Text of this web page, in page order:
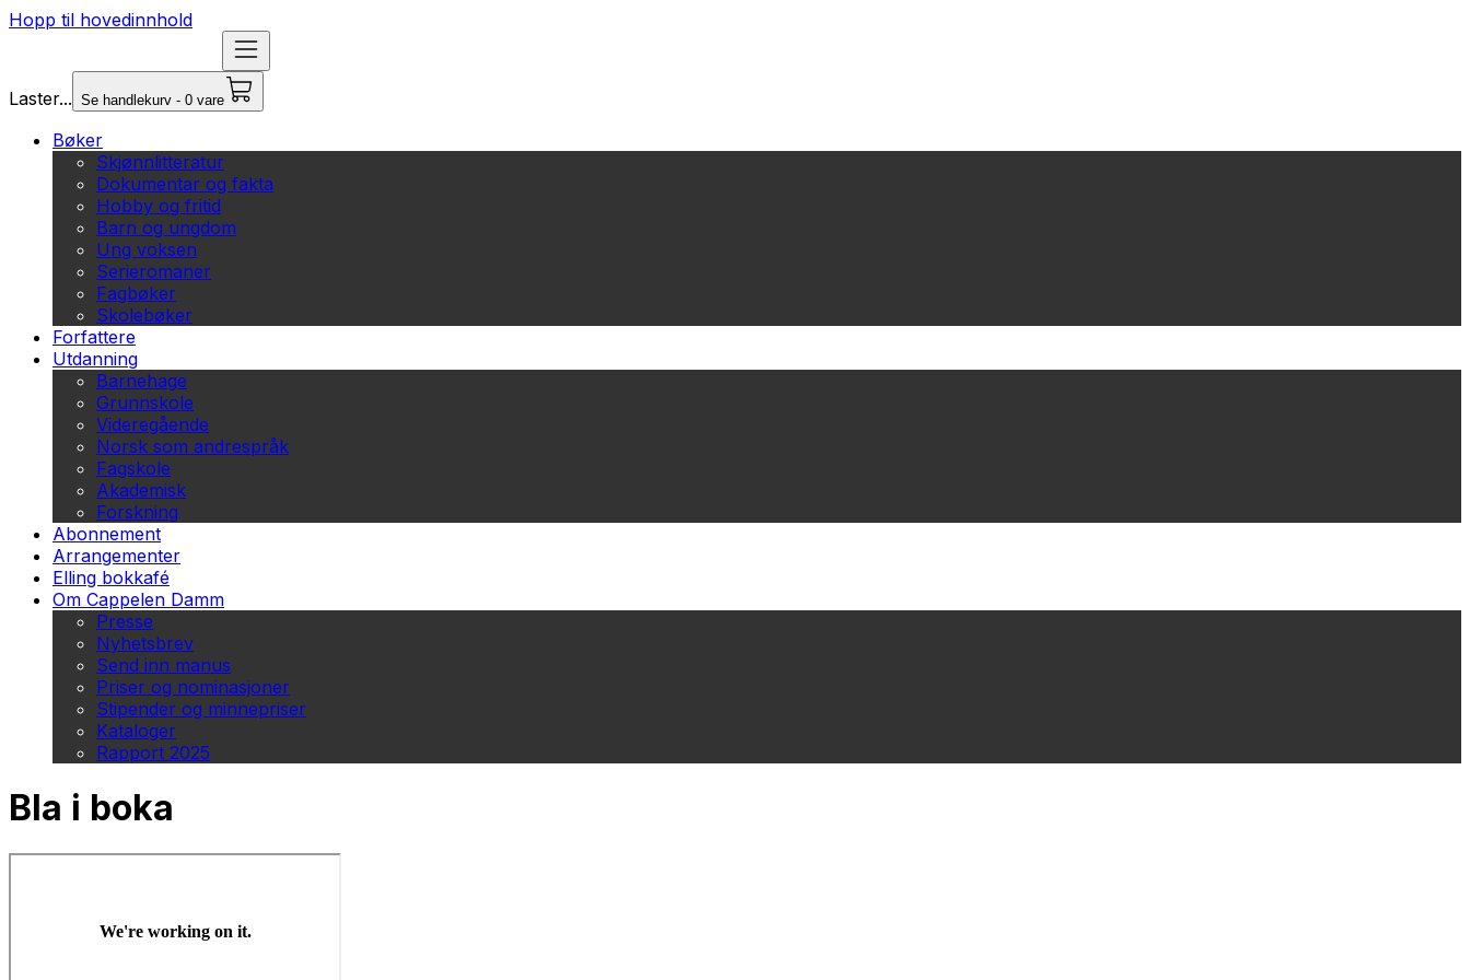
Hopp til hovedinnhold
Laster... Se handlekurv - 0 vare
Bøker
Skjønnlitteratur
Dokumentar og fakta
Hobby og fritid
Barn og ungdom
Ung voksen
Serieromaner
Fagbøker
Skolebøker
Forfattere
Utdanning
Barnehage
Grunnskole
Videregående
Norsk som andrespråk
Fagskole
Akademisk
Forskning
Abonnement
Arrangementer
Elling bokkafé
Om Cappelen Damm
Presse
Nyhetsbrev
Send inn manus
Priser og nominasjoner
Stipender og minnepriser
Kataloger
Rapport 2025
Bla i boka